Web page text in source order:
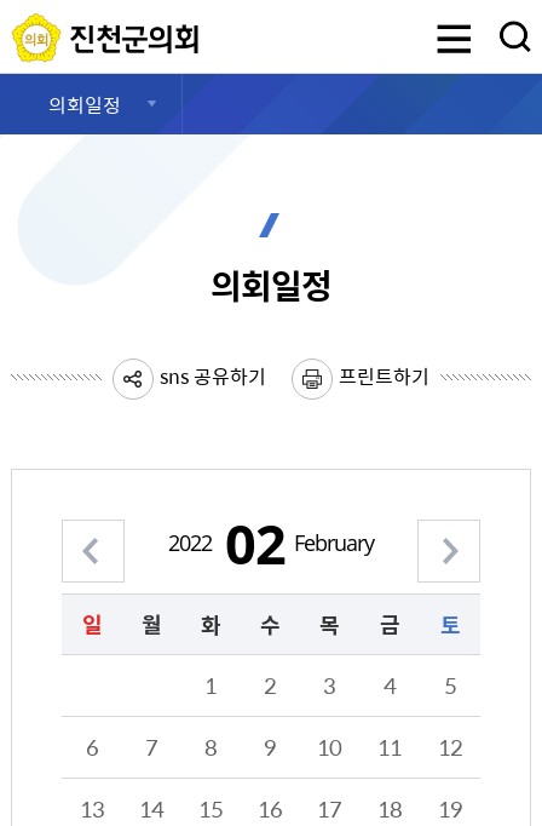
진천군의회
의회일정
의회일정
sns 공유하기 프린트하기
2022 02 February
2022년 02월의 달력형태로 해당 날짜를 클릭하시면 해당 날짜의 일정계획을 정보를 제공합니다.
일 월 화 수 목 금
토
1
2 3 4
5
6
7 8 9 10 11
12
13
14 15 16 17 18
19